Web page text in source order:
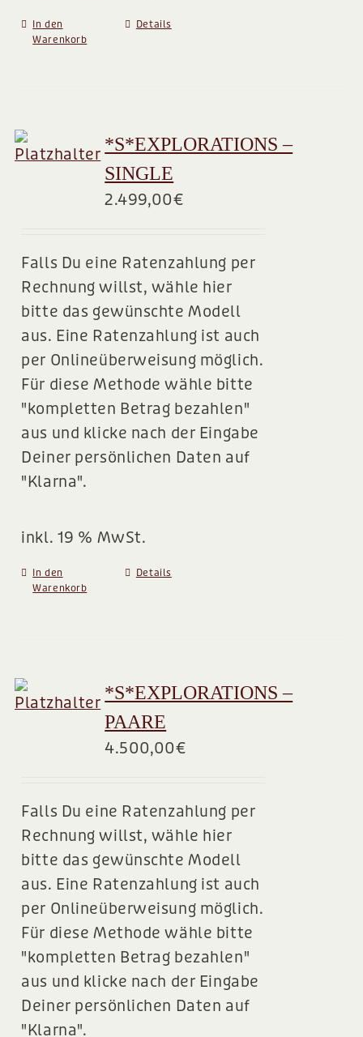
In den
Warenkorb
Details
*S*EXPLORATIONS –
SINGLE
2.499,00€
Falls Du eine Ratenzahlung per
Rechnung willst, wähle hier
bitte das gewünschte Modell
aus. Eine Ratenzahlung ist auch
per Onlineüberweisung möglich.
Für diese Methode wähle bitte
"kompletten Betrag bezahlen"
aus und klicke nach der Eingabe
Deiner persönlichen Daten auf
"Klarna".
inkl. 19 % MwSt.
In den
Warenkorb
Details
*S*EXPLORATIONS –
PAARE
4.500,00€
Falls Du eine Ratenzahlung per
Rechnung willst, wähle hier
bitte das gewünschte Modell
aus. Eine Ratenzahlung ist auch
per Onlineüberweisung möglich.
Für diese Methode wähle bitte
"kompletten Betrag bezahlen"
aus und klicke nach der Eingabe
Deiner persönlichen Daten auf
"Klarna".